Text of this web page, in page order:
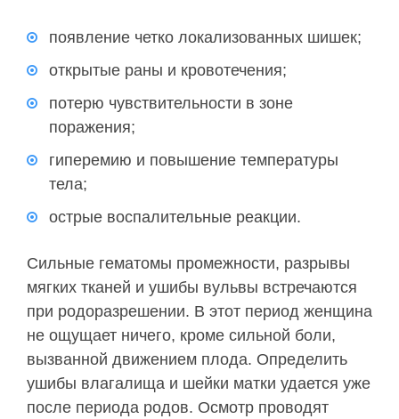
появление четко локализованных шишек;
открытые раны и кровотечения;
потерю чувствительности в зоне
поражения;
гиперемию и повышение температуры
тела;
острые воспалительные реакции.
Сильные гематомы промежности, разрывы
мягких тканей и ушибы вульвы встречаются
при родоразрешении. В этот период женщина
не ощущает ничего, кроме сильной боли,
вызванной движением плода. Определить
ушибы влагалища и шейки матки удается уже
после периода родов. Осмотр проводят